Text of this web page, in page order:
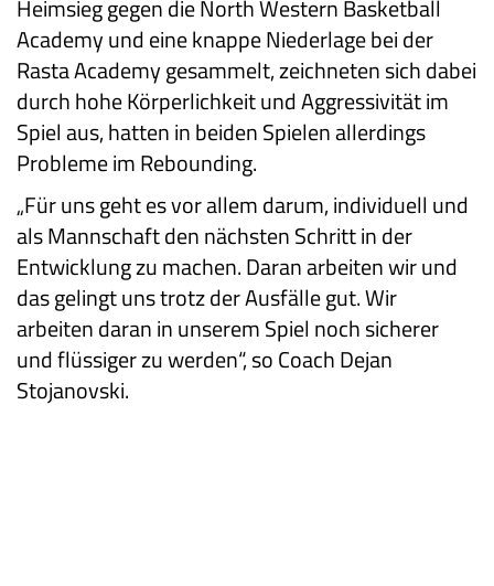
Heimsieg gegen die North Western Basketball
Academy und eine knappe Niederlage bei der
Rasta Academy gesammelt, zeichneten sich dabei
durch hohe Körperlichkeit und Aggressivität im
Spiel aus, hatten in beiden Spielen allerdings
Probleme im Rebounding.
„Für uns geht es vor allem darum, individuell und
als Mannschaft den nächsten Schritt in der
Entwicklung zu machen. Daran arbeiten wir und
das gelingt uns trotz der Ausfälle gut. Wir
arbeiten daran in unserem Spiel noch sicherer
und flüssiger zu werden“, so Coach Dejan
Stojanovski.